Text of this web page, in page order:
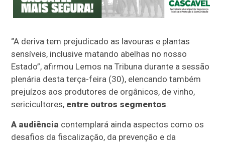
“A deriva tem prejudicado as lavouras e plantas
sensíveis, inclusive matando abelhas no nosso
Estado”, afirmou Lemos na Tribuna durante a sessão
plenária desta terça-feira (30), elencando também
prejuízos aos produtores de orgânicos, de vinho,
sericicultores, entre outros segmentos.
A audiência contemplará ainda aspectos como os
desafios da fiscalização, da prevenção e da